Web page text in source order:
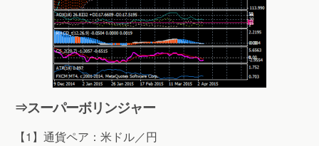
⇒スーパーボリンジャー
【1】通貨ペア：米ドル／円